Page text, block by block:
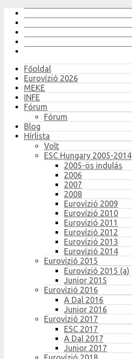
Főoldal
Eurovízió 2026
MEKE
INFE
Fórum
Fórum
Blog
Hírlista
Volt
ESC Hungary 2005-2014
2005-ös indulás
2006
2007
2008
Eurovízió 2009
Eurovízió 2010
Eurovízió 2011
Eurovízió 2012
Eurovízió 2013
Eurovízió 2014
Eurovízió 2015
Eurovízió 2015 (a)
Junior 2015
Eurovízió 2016
A Dal 2016
Junior 2016
Eurovízió 2017
ESC 2017
A Dal 2017
Junior 2017